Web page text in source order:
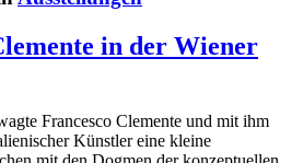
in der Wiener
Francesco Clemente und mit ihm
Künstler eine kleine